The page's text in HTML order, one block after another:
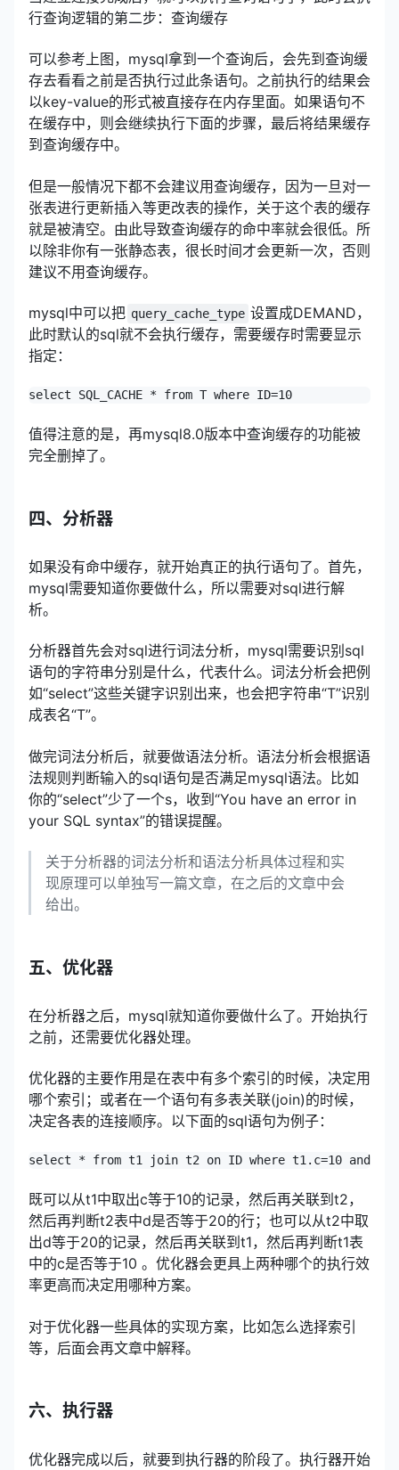
行查询逻辑的第二步：查询缓存
可以参考上图，mysql拿到一个查询后，会先到查询缓
存去看看之前是否执行过此条语句。之前执行的结果会
以key-value的形式被直接存在内存里面。如果语句不
在缓存中，则会继续执行下面的步骤，最后将结果缓存
到查询缓存中。
但是一般情况下都不会建议用查询缓存，因为一旦对一
张表进行更新插入等更改表的操作，关于这个表的缓存
就是被清空。由此导致查询缓存的命中率就会很低。所
以除非你有一张静态表，很长时间才会更新一次，否则
建议不用查询缓存。
mysql中可以把 query_cache_type 设置成DEMAND，
此时默认的sql就不会执行缓存，需要缓存时需要显示
指定：
select SQL_CACHE * from T where ID=10
值得注意的是，再mysql8.0版本中查询缓存的功能被
完全删掉了。
四、分析器
如果没有命中缓存，就开始真正的执行语句了。首先，
mysql需要知道你要做什么，所以需要对sql进行解
析。
分析器首先会对sql进行词法分析，mysql需要识别sql
语句的字符串分别是什么，代表什么。词法分析会把例
如“select”这些关键字识别出来，也会把字符串“T”识别
成表名“T”。
做完词法分析后，就要做语法分析。语法分析会根据语
法规则判断输入的sql语句是否满足mysql语法。比如
你的“select”少了一个s，收到“You have an error in
your SQL syntax”的错误提醒。
关于分析器的词法分析和语法分析具体过程和实
现原理可以单独写一篇文章，在之后的文章中会
给出。
五、优化器
在分析器之后，mysql就知道你要做什么了。开始执行
之前，还需要优化器处理。
优化器的主要作用是在表中有多个索引的时候，决定用
哪个索引；或者在一个语句有多表关联(join)的时候，
决定各表的连接顺序。以下面的sql语句为例子：
select * from t1 join t2 on ID where t1.c=10 and
既可以从t1中取出c等于10的记录，然后再关联到t2，
然后再判断t2表中d是否等于20的行；也可以从t2中取
出d等于20的记录，然后再关联到t1，然后再判断t1表
中的c是否等于10 。优化器会更具上两种哪个的执行效
率更高而决定用哪种方案。
对于优化器一些具体的实现方案，比如怎么选择索引
等，后面会再文章中解释。
六、执行器
优化器完成以后，就要到执行器的阶段了。执行器开始